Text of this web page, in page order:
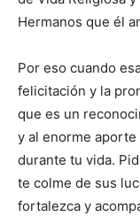
Hermanos que él
Por eso cuando
felicitación y la
que es un
y al enorme aporte
durante tu vida.
te colme de sus
fortalezca y